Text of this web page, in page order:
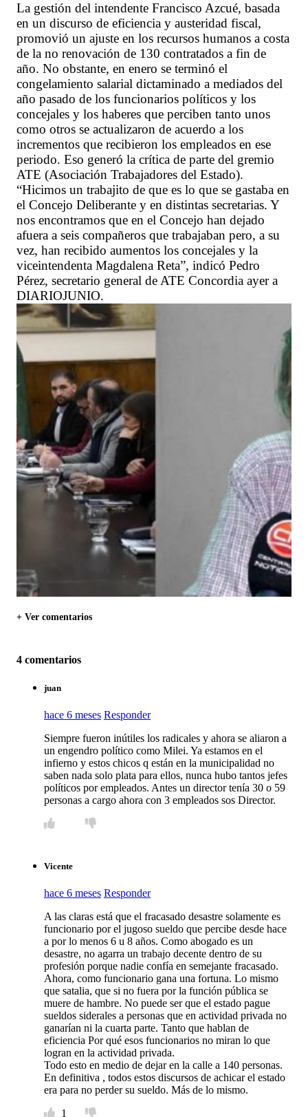
La gestión del intendente Francisco Azcué, basada
en un discurso de eficiencia y austeridad fiscal,
promovió un ajuste en los recursos humanos a costa
de la no renovación de 130 contratados a fin de
año. No obstante, en enero se terminó el
congelamiento salarial dictaminado a mediados del
año pasado de los funcionarios políticos y los
concejales y los haberes que perciben tanto unos
como otros se actualizaron de acuerdo a los
incrementos que recibieron los empleados en ese
periodo. Eso generó la crítica de parte del gremio
ATE (Asociación Trabajadores del Estado).
“Hicimos un trabajito de que es lo que se gastaba en
el Concejo Deliberante y en distintas secretarias. Y
nos encontramos que en el Concejo han dejado
afuera a seis compañeros que trabajaban pero, a su
vez, han recibido aumentos los concejales y la
viceintendenta Magdalena Reta”, indicó Pedro
Pérez, secretario general de ATE Concordia ayer a
DIARIOJUNIO.
+ Ver comentarios
4 comentarios
juan
hace 6 meses Responder
Siempre fueron inútiles los radicales y ahora se aliaron a
un engendro político como Milei. Ya estamos en el
infierno y estos chicos q están en la municipalidad no
saben nada solo plata para ellos, nunca hubo tantos jefes
políticos por empleados. Antes un director tenía 30 o 59
personas a cargo ahora con 3 empleados sos Director.
Vicente
hace 6 meses Responder
A las claras está que el fracasado desastre solamente es
funcionario por el jugoso sueldo que percibe desde hace
a por lo menos 6 u 8 años. Como abogado es un
desastre, no agarra un trabajo decente dentro de su
profesión porque nadie confía en semejante fracasado.
Ahora, como funcionario gana una fortuna. Lo mismo
que satalia, que si no fuera por la función pública se
muere de hambre. No puede ser que el estado pague
sueldos siderales a personas que en actividad privada no
ganarían ni la cuarta parte. Tanto que hablan de
eficiencia Por qué esos funcionarios no miran lo que
logran en la actividad privada.
Todo esto en medio de dejar en la calle a 140 personas.
En definitiva , todos estos discursos de achicar el estado
era para no perder su sueldo. Más de lo mismo.
1